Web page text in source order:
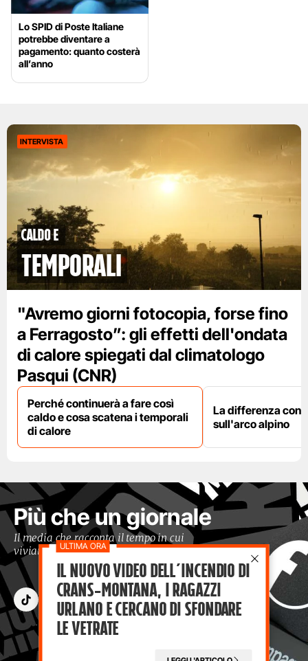
Lo SPID di Poste Italiane
potrebbe diventare a
pagamento: quanto costerà
all’anno
INTERVISTA
caldo e
temporali
"Avremo giorni fotocopia, forse fino
a Ferragosto”: gli effetti dell'ondata
di calore spiegati dal climatologo
Pasqui (CNR)
Perché continuerà a fare così
caldo e cosa scatena i temporali
di calore
La differenza con
sull'arco alpino
Più che un giornale
Il media che racconta il tempo in cui
viviamo con occhi moderni
Il nuovo video dell’incendio di
Crans-Montana, i ragazzi
Urlano e cercano di sfondare
le vetrate